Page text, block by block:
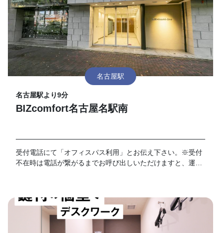
名古屋駅
名古屋駅より9分
BIZcomfort名古屋名駅南
受付電話にて「オフィスパス利用」とお伝え下さい。※受付
不在時は電話が繋がるまでお呼び出しいただけますと、運営